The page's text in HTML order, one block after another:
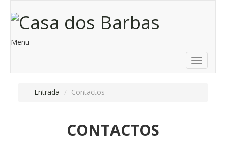
Menu
Toggle
Entrada / Contactos
CONTACTOS